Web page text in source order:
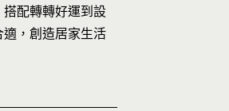
配轉轉好運到設
，創造居家生活